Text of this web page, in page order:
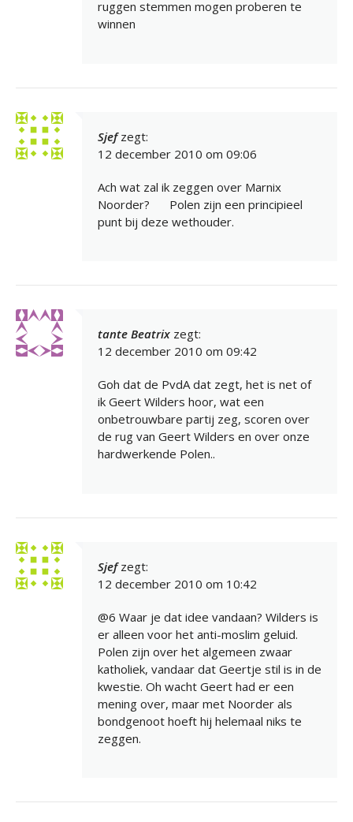
ruggen stemmen mogen proberen te
winnen
Sjef zegt:
12 december 2010 om 09:06
Ach wat zal ik zeggen over Marnix
Noorder?
Polen zijn een principieel
punt bij deze wethouder.
tante Beatrix zegt:
12 december 2010 om 09:42
Goh dat de PvdA dat zegt, het is net of
ik Geert Wilders hoor, wat een
onbetrouwbare partij zeg, scoren over
de rug van Geert Wilders en over onze
hardwerkende Polen..
Sjef zegt:
12 december 2010 om 10:42
@6 Waar je dat idee vandaan? Wilders is
er alleen voor het anti-moslim geluid.
Polen zijn over het algemeen zwaar
katholiek, vandaar dat Geertje stil is in de
kwestie. Oh wacht Geert had er een
mening over, maar met Noorder als
bondgenoot hoeft hij helemaal niks te
zeggen.